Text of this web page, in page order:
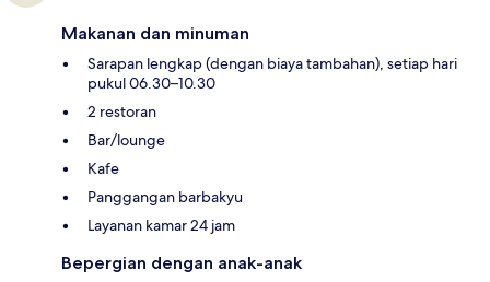
Makanan dan minuman
Sarapan lengkap (dengan biaya tambahan), setiap hari
pukul 06.30–10.30
2 restoran
Bar/lounge
Kafe
Panggangan barbakyu
Layanan kamar 24 jam
Bepergian dengan anak-anak